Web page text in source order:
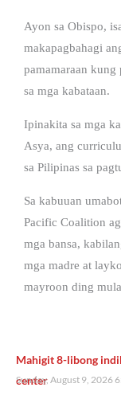
Ayon sa Obispo,
makapagbahagi
pamamaraan kung
sa mga kabataan.
Ipinakita sa mga
Asya, ang
sa Pilipinas sa
Sa kabuuan
Pacific Coalition
mga bansa,
mga madre at
mayroon ding
Mahigit 8-libong
center
Sunday, August 9, 2026